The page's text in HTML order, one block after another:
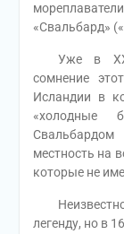
«Свальбард»
Уже в XX
сомнение
Исландии в
«холодные
местность на
которые не
Неизвестно,
легенду, но в